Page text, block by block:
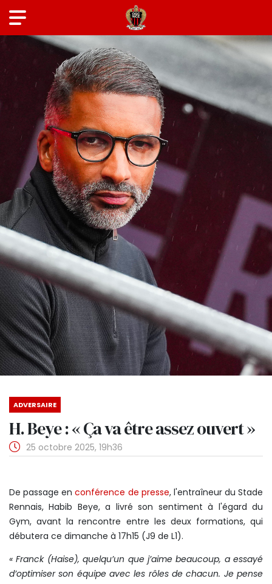
ADVERSAIRE
H. Beye : « Ça va être assez ouvert »
25 octobre 2025, 19h36
De passage enconférence de presse, l'entraîneur du Stade
Rennais, Habib Beye, a livré son sentiment à l'égard du
Gym, avant la rencontre entre les deux formations, qui
débutera ce dimanche à 17h15 (J9 de L1).
« Franck (Haise), quelqu’un que j’aime beaucoup, a essayé
d’optimiser son équipe avec les rôles de chacun. Je pense